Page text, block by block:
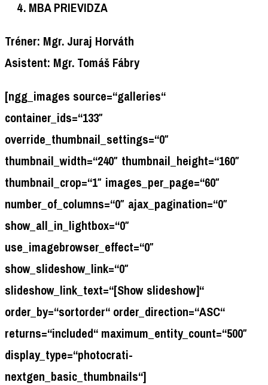
MBA PRIEVIDZA
Tréner: Mgr. Juraj Horváth
Asistent: Mgr. Tomáš Fábry
[ngg_images source=“galleries“
container_ids=“133″
override_thumbnail_settings=“0″
thumbnail_width=“240″ thumbnail_height=“160″
thumbnail_crop=“1″ images_per_page=“60″
number_of_columns=“0″ ajax_pagination=“0″
show_all_in_lightbox=“0″
use_imagebrowser_effect=“0″
show_slideshow_link=“0″
slideshow_link_text=“[Show slideshow]“
order_by=“sortorder“ order_direction=“ASC“
returns=“included“ maximum_entity_count=“500″
display_type=“photocrati-
nextgen_basic_thumbnails“]